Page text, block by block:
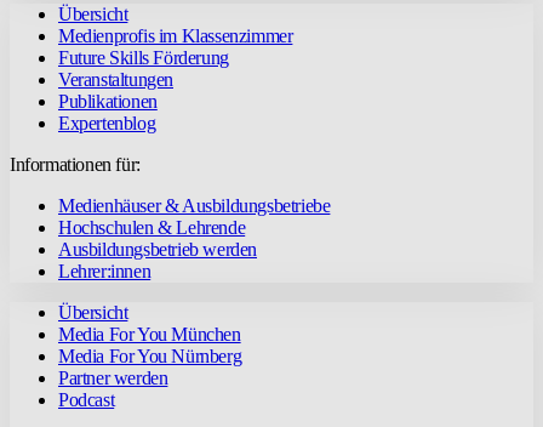
Übersicht
Medienprofis im Klassenzimmer
Future Skills Förderung
Veranstaltungen
Publikationen
Expertenblog
Informationen für:
Medienhäuser & Ausbildungsbetriebe
Hochschulen & Lehrende
Ausbildungsbetrieb werden
Lehrer:innen
Übersicht
Media For You München
Media For You Nürnberg
Partner werden
Podcast